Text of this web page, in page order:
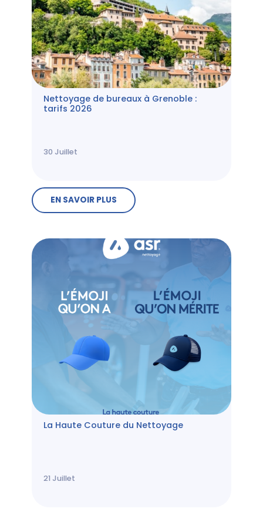
Nettoyage de bureaux à Grenoble :
tarifs 2026
30 Juillet
EN SAVOIR PLUS
La Haute Couture du Nettoyage
21 Juillet